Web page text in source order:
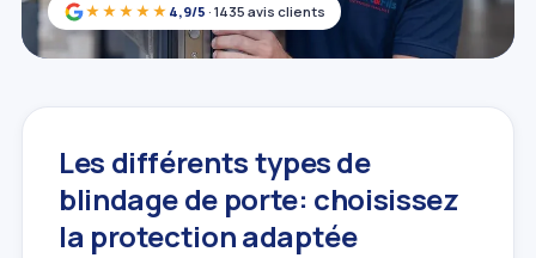
★★★★★ 4,9/5 · 1435 avis clients
Les différents types de
blindage de porte: choisissez
la protection adaptée